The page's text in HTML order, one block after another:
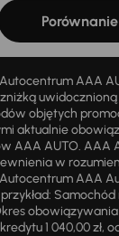
AAA
objętych
aktualnie
AAA AUTO.
w
AAA
1 040,00